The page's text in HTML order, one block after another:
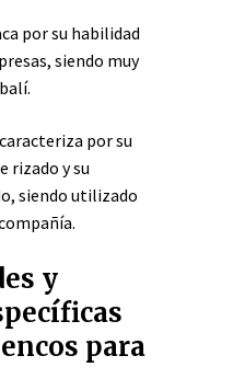
por su habilidad
siendo muy
por su
rizado y su
siendo utilizado
y
para